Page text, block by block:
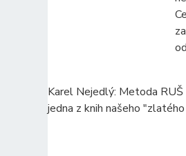
Karel Nejedlý: Metoda RUŠ
jedna z knih našeho